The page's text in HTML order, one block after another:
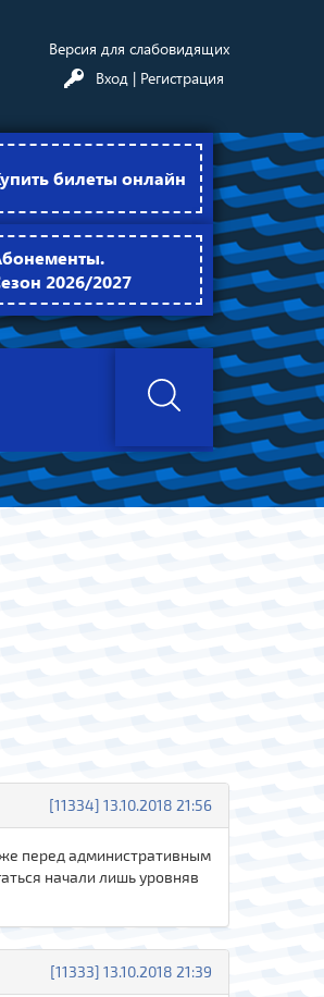
Версия для слабовидящих
Вход | Регистрация
билеты онлайн
2026/2027
[11334] 13.10.2018 21:56
перед административным
начали лишь уровняв
[11333] 13.10.2018 21:39